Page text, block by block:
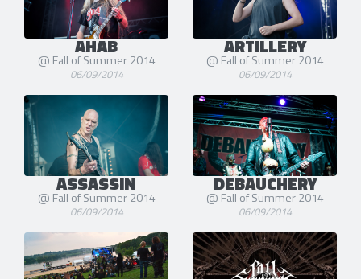
AHAB
@ Fall of Summer 2014
06/09/2014
ARTILLERY
@ Fall of Summer 2014
06/09/2014
ASSASSIN
@ Fall of Summer 2014
06/09/2014
DEBAUCHERY
@ Fall of Summer 2014
06/09/2014